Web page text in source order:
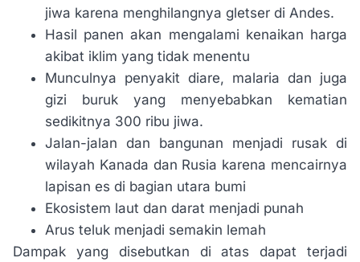
jiwa karena menghilangnya gletser di Andes.
Hasil panen akan mengalami kenaikan harga
akibat iklim yang tidak menentu
Munculnya penyakit diare, malaria dan juga
gizi buruk yang menyebabkan kematian
sedikitnya 300 ribu jiwa.
Jalan-jalan dan bangunan menjadi rusak di
wilayah Kanada dan Rusia karena mencairnya
lapisan es di bagian utara bumi
Ekosistem laut dan darat menjadi punah
Arus teluk menjadi semakin lemah
Dampak yang disebutkan di atas dapat terjadi